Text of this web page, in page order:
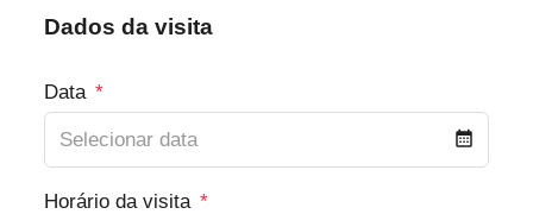
Dados da visita
Data *
Horário da visita *